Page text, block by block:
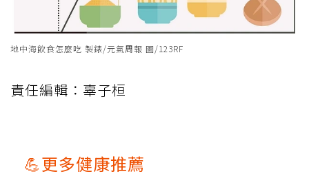
地中海飲食怎麼吃 製錶/元氣周報 圖/123RF
責任編輯：辜子桓
💪更多健康推薦